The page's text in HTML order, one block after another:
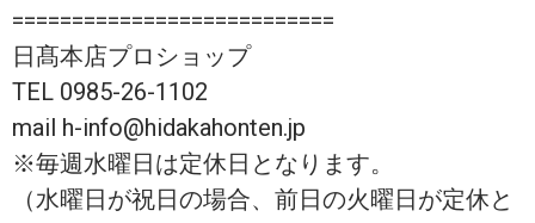
===========================
日髙本店プロショップ
TEL 0985-26-1102
mail h-info@hidakahonten.jp
※毎週水曜日は定休日となります。
（水曜日が祝日の場合、前日の火曜日が定休と